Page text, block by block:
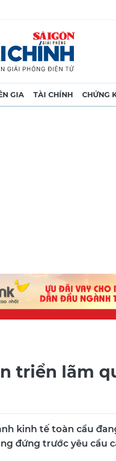
GIA TÀI CHÍNH CHỨNG
triển lãm
kinh tế toàn cầu
đứng trước yêu cầu